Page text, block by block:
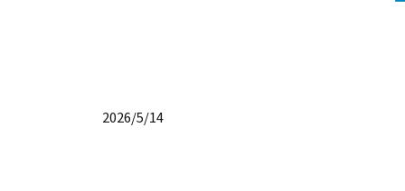
2026/5/14